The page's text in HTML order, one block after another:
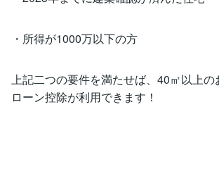
・所得が1000万以下の方
上記二つの要件を満たせば、40㎡以上の
ローン控除が利用できます！